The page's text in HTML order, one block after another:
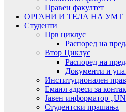
Правен факултет
ОРГАНИ И ТЕЛА НА УМТ
Студенти
Прв циклус
Распоред на
Втор Циклус
Распоред на
Документи и
Институционален
Емаил адреси за
Јавен информатор
Студентски прашања